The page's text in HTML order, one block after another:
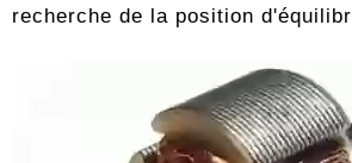
recherche de la position